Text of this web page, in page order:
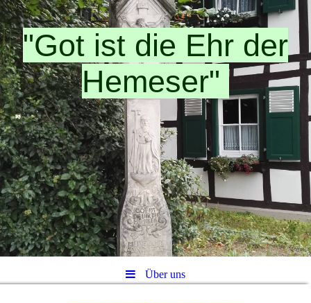
"Got ist die Ehr der
Hemeser"
Über uns